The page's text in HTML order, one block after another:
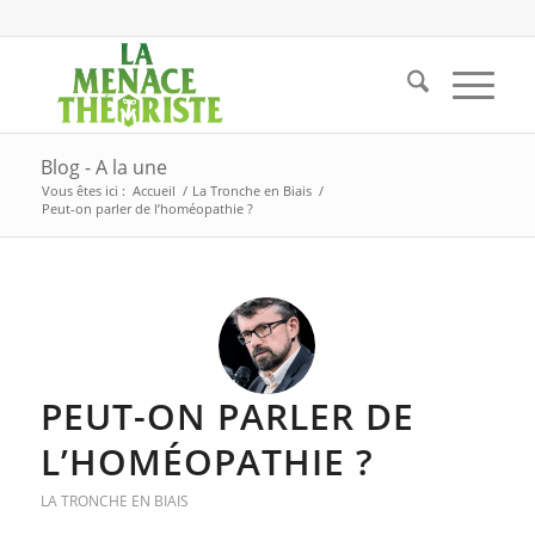
Blog - A la une
Vous êtes ici : Accueil / La Tronche en Biais /
Peut-on parler de l’homéopathie ?
PEUT-ON PARLER DE
L’HOMÉOPATHIE ?
LA TRONCHE EN BIAIS